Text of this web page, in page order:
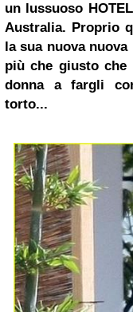
un lussuoso
Australia. Proprio
la sua nuova nuova
più che giusto
donna a fargli
torto...